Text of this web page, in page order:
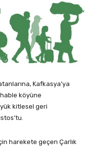
Kafkasya’ya
köyüne
kitlesel geri
harekete geçen Çarlık